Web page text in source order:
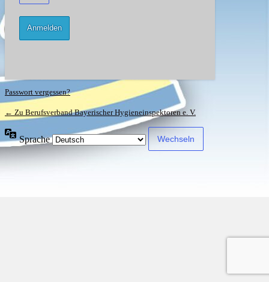
Passwort vergessen?
← Zu Berufsverband Bayerischer Hygieneinspektoren e. V.
Sprache